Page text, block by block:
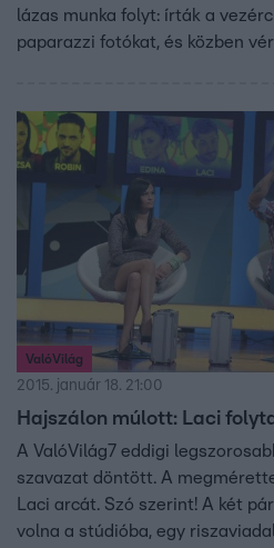
lázas munka folyt: írták a
paparazzi fotókat, és közben
ValóVilág
2015. január 18. 21:00
Hajszálon múlott: Laci
A ValóVilág7 eddigi
szavazat döntött. A
Laci arcát. Szó szerint! A két
volna a stúdióba, egy